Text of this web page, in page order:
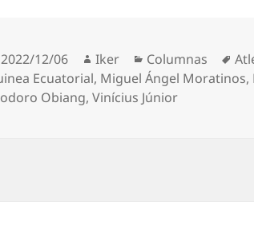
Publicado
el
2022/12/06 Autor
Iker Categorías
Columnas
Ecuatorial, Miguel Ángel Moratinos,
Obiang,Vinícius Júnior